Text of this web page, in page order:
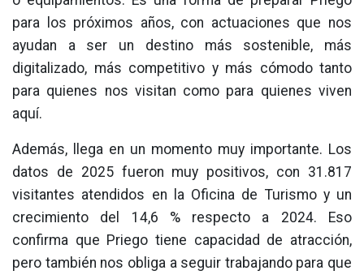
para los próximos años, con actuaciones que nos
ayudan a ser un destino más sostenible, más
digitalizado, más competitivo y más cómodo tanto
para quienes nos visitan como para quienes viven
aquí.
Además, llega en un momento muy importante. Los
datos de 2025 fueron muy positivos, con 31.817
visitantes atendidos en la Oficina de Turismo y un
crecimiento del 14,6 % respecto a 2024. Eso
confirma que Priego tiene capacidad de atracción,
pero también nos obliga a seguir trabajando para que